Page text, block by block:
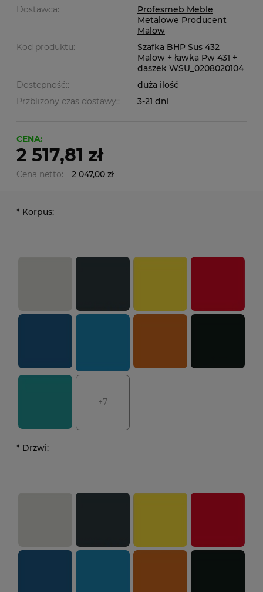
Dostawca:
Profesmeb Meble
Metalowe Producent
Malow
Kod produktu:
Szafka BHP Sus 432
Malow + ławka Pw 431 +
daszek WSU_0208020104
Dostepność::
duża ilość
Przbliżony czas dostawy::
3-21 dni
CENA:
2 517,81 zł
Cena netto: 2 047,00 zł
* Korpus:
+7
* Drzwi: